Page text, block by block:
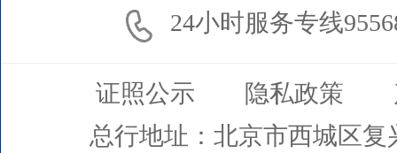
24小时服务专线
证照公示 隐私政策
总行地址：北京市西城区复